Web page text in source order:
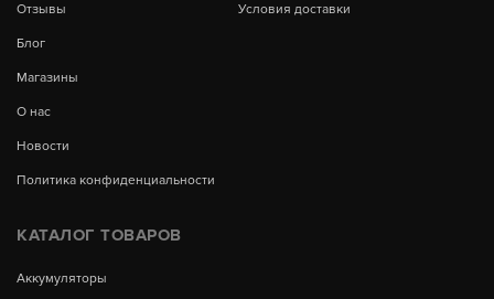
Отзывы
Блог
Магазины
О нас
Новости
Политика конфиденциальности
Условия доставки
КАТАЛОГ ТОВАРОВ
Аккумуляторы